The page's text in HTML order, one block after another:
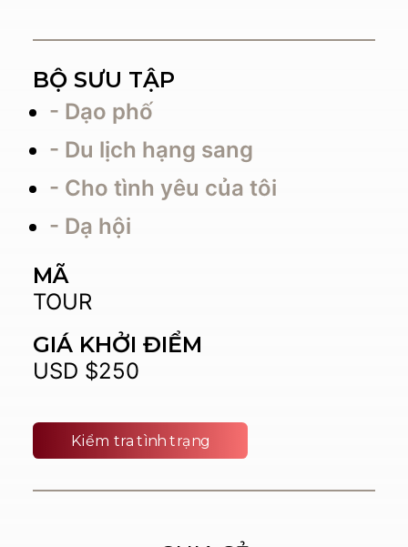
BỘ SƯU TẬP
- Dạo phố
- Du lịch hạng sang
- Cho tình yêu của tôi
- Dạ hội
MÃ
TOUR
GIÁ KHỞI ĐIỂM
USD $250
Kiểm tra tình trạng